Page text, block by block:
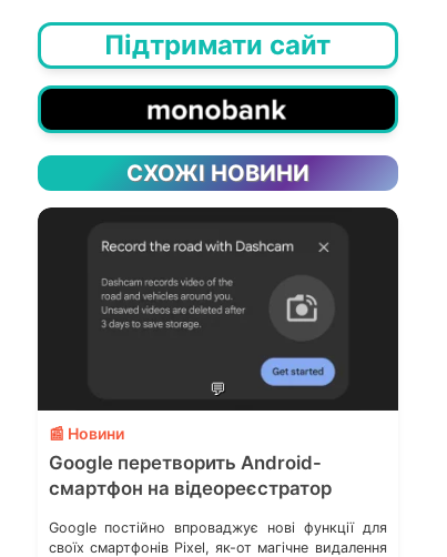
Підтримати сайт
СХОЖІ НОВИНИ
💬
📰 Новини
Google перетворить Android-
смартфон на відеореєстратор
Google постійно впроваджує нові функції для
своїх смартфонів Pixel, як-от магічне видалення